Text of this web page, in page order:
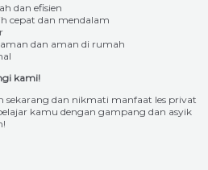
dan efisien
cepat dan mendalam
dan aman di rumah
kami!
dan nikmati manfaat les privat
kamu dengan gampang dan asyik